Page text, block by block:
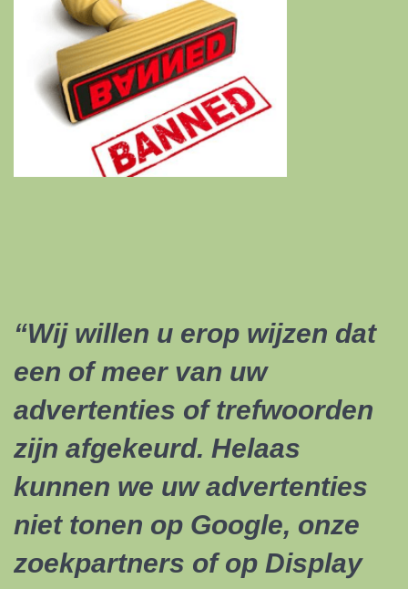
“Wij willen u erop wijzen dat
een of meer van uw
advertenties of trefwoorden
zijn afgekeurd. Helaas
kunnen we uw advertenties
niet tonen op Google, onze
zoekpartners of op Display